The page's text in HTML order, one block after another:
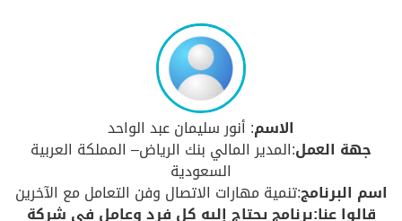
الاسم: أنور سليمان عبد الواحد
جهة العمل:المدير المالي بنك الرياض– المملكة العربية
السعودية
اسم البرنامج:تنمية مهارات الاتصال وفن التعامل مع الآخرين
قالوا عنا:برنامج يحتاج إليه كل فرد وعامل فى شركة